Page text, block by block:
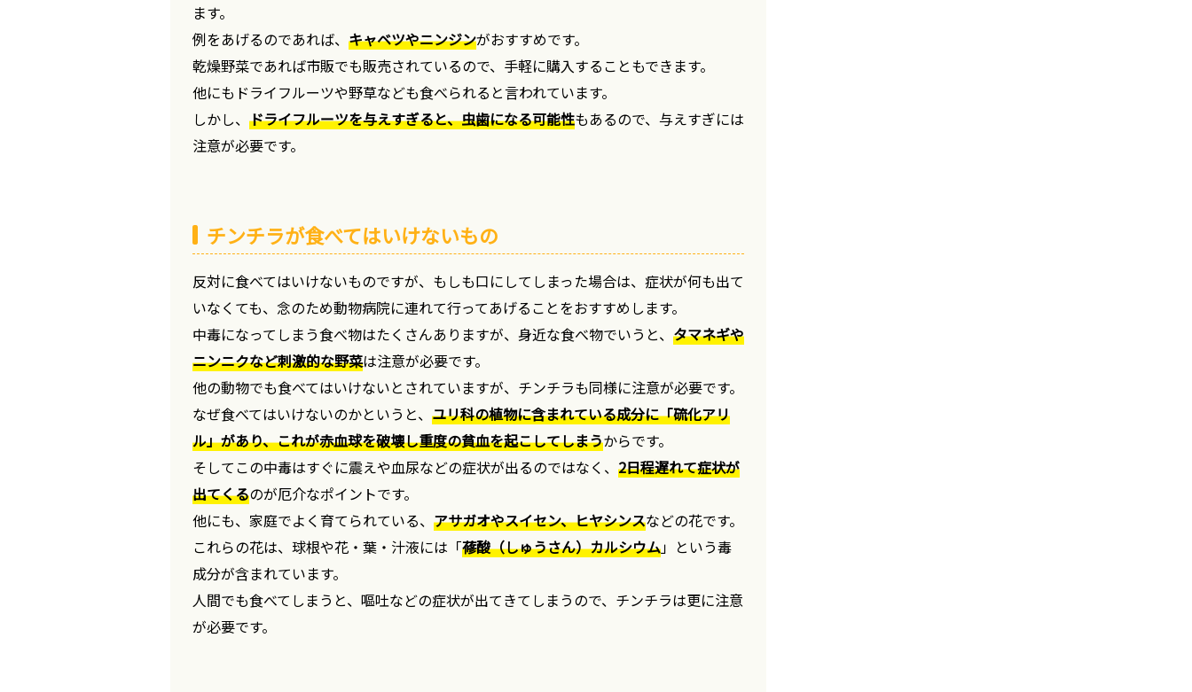
ます。
例をあげるのであれば、 キャベツやニンジンがおすすめです。
乾燥野菜であれば市販でも販売されているので、手軽に購入することもできます。
他にもドライフルーツや野草なども食べられると言われています。
しかし、 ドライフルーツを与えすぎると、虫歯になる可能性もあるので、与えすぎには
注意が必要です。
チンチラが食べてはいけないもの
反対に食べてはいけないものですが、もしも口にしてしまった場合は、症状が何も出て
いなくても、念のため動物病院に連れて行ってあげることをおすすめします。
中毒になってしまう食べ物はたくさんありますが、身近な食べ物でいうと、 タマネギや
ニンニクなど刺激的な野菜は注意が必要です。
他の動物でも食べてはいけないとされていますが、チンチラも同様に注意が必要です。
なぜ食べてはいけないのかというと、 ユリ科の植物に含まれている成分に「硫化アリ
ル」があり、これが赤血球を破壊し重度の貧血を起こしてしまうからです。
そしてこの中毒はすぐに震えや血尿などの症状が出るのではなく、 2日程遅れて症状が
出てくるのが厄介なポイントです。
他にも、家庭でよく育てられている、 アサガオやスイセン、ヒヤシンスなどの花です。
これらの花は、球根や花・葉・汁液には「蓚酸（しゅうさん）カルシウム」という毒
成分が含まれています。
人間でも食べてしまうと、嘔吐などの症状が出てきてしまうので、チンチラは更に注意
が必要です。